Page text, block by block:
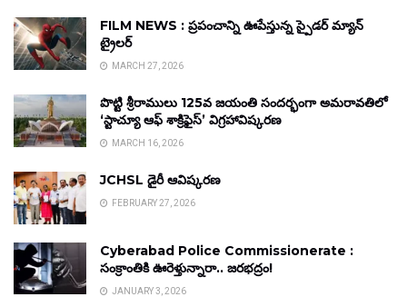
FILM NEWS : ప్రపంచాన్ని ఊపేస్తున్న స్పైడర్ మ్యాన్
ట్రైలర్
MARCH 27, 2026
పొట్టి శ్రీరాములు 125వ జయంతి సందర్భంగా అమరావతిలో
‘స్టాచ్యూ ఆఫ్ శాక్రిఫైస్’ విగ్రహావిష్కరణ
MARCH 16, 2026
JCHSL డైరీ ఆవిష్కరణ
FEBRUARY 27, 2026
Cyberabad Police Commissionerate :
సంక్రాంతికి ఊరెళ్తున్నారా.. జరభద్రం!
JANUARY 3, 2026